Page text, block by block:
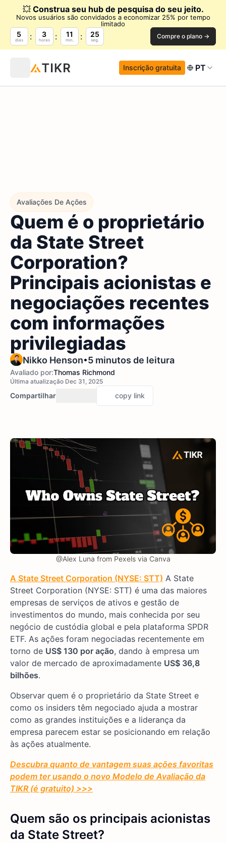
💥 Construa seu hub de pesquisa do seu jeito.
Novos usuários são convidados a economizar 25% por tempo
limitado
5
dias
3
horas
11
min.
24
seg. Compre o plano →
Inscrição gratuita PT
Avaliações De Ações
Quem é o proprietário
da State Street
Corporation?
Principais acionistas e
negociações recentes
com informações
privilegiadas
Nikko Henson•5 minutos de leitura
Avaliado por:Thomas Richmond
Última atualização Dec 31, 2025
Compartilhar copy link
@Alex Luna from Pexels via Canva
A State Street Corporation (NYSE: STT) A State
Street Corporation (NYSE: STT) é uma das maiores
empresas de serviços de ativos e gestão de
investimentos do mundo, mais conhecida por seu
negócio de custódia global e pela plataforma SPDR
ETF. As ações foram negociadas recentemente em
torno de US$ 130 por ação, dando à empresa um
valor de mercado de aproximadamente US$ 36,8
bilhões.
Observar quem é o proprietário da State Street e
como os insiders têm negociado ajuda a mostrar
como as grandes instituições e a liderança da
empresa parecem estar se posicionando em relação
às ações atualmente.
Descubra quanto de vantagem suas ações favoritas
podem ter usando o novo Modelo de Avaliação da
TIKR (é gratuito) >>>
Quem são os principais acionistas
da State Street?